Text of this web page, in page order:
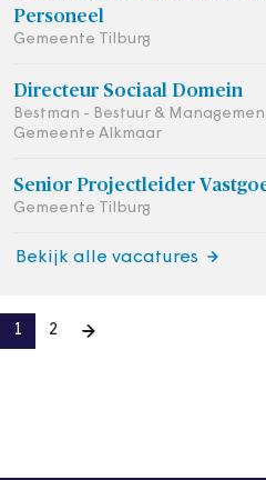
Personeel
Gemeente Tilburg
Directeur Sociaal Domein
Bestman - Bestuur &
Gemeente Alkmaar
Senior Projectleider
Gemeente Tilburg
Bekijk alle vacatures
1 2